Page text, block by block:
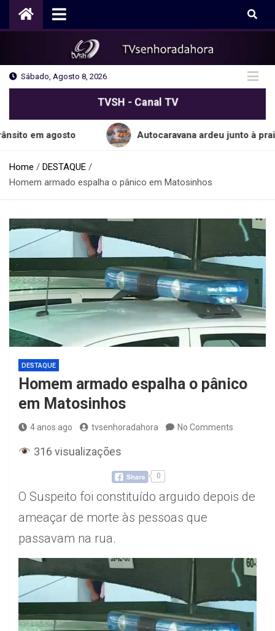
Sábado, Agosto 8, 2026
TVSH - Canal TV
Autocaravana ardeu junto à praia do
Home
DESTAQUE
Homem armado espalha o pânico em Matosinhos
DESTAQUE
Homem armado espalha o pânico
em Matosinhos
4 anos ago tvsenhoradahora No Comments
316 visualizações
0
O Suspeito foi constituído arguido depois de
ameaçar de morte às pessoas que
passavam na rua.